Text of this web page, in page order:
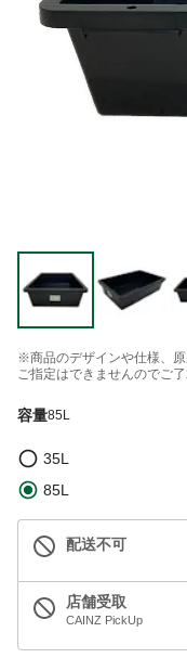
※商品のデザインや仕様、原
ご指定はできませんのでご了
容量85L
35L
85L
配送不可
店舗受取
CAINZ PickUp